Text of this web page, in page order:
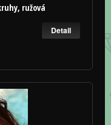
ružová
Detail